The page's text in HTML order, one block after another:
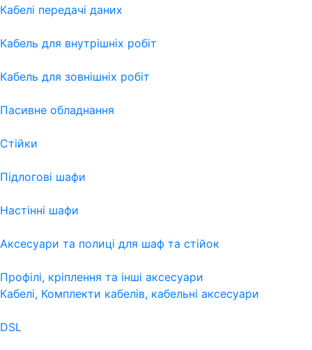
Кабелі передачі даних
Кабель для внутрішніх робіт
Кабель для зовнішніх робіт
Пасивне обладнання
Стійки
Підлогові шафи
Настінні шафи
Аксесуари та полиці для шаф та стійок
Профілі, кріплення та інші аксесуари
Кабелі, Комплекти кабелів, кабельні аксесуари
DSL